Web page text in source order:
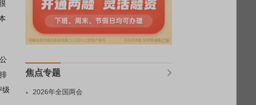
级
焦点专题
2026年全国两会